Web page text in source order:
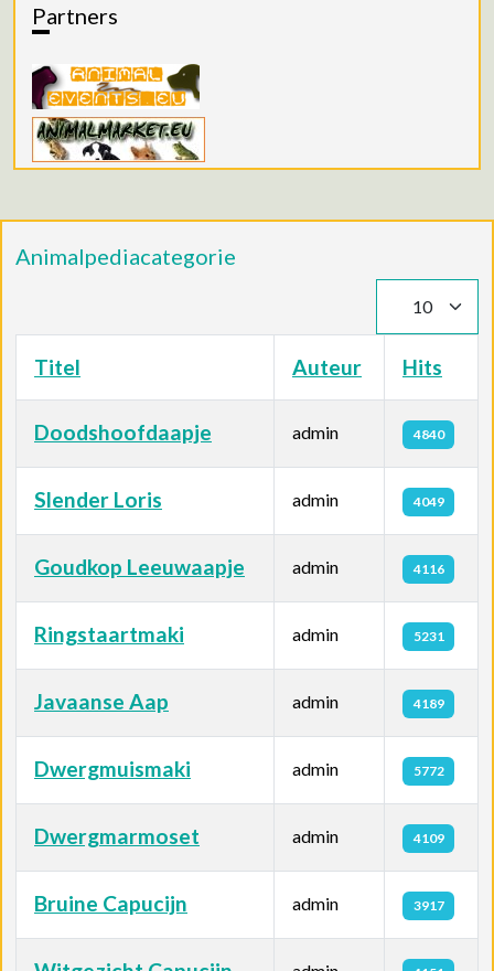
Partners
Animalpediacategorie
Titel Auteur Hits
Doodshoofdaapje admin 4840
Slender Loris admin 4049
Goudkop Leeuwaapje admin 4116
Ringstaartmaki admin 5231
Javaanse Aap admin 4189
Dwergmuismaki admin 5772
Dwergmarmoset admin 4109
Bruine Capucijn admin 3917